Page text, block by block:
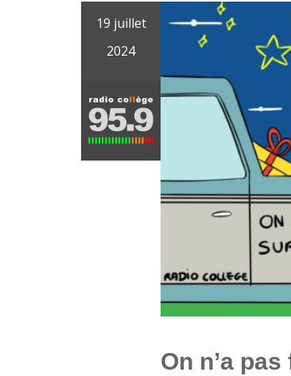
19 juillet
2024
On n’a